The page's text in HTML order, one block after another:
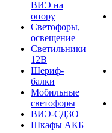
ВИЭ на
опору
Светофоры,
освещение
Светильники
12В
Шериф-
балки
Мобильные
светофоры
ВИЭ-СДЗО
Шкафы АКБ